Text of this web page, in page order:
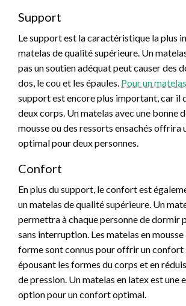
Support
Le support est la caractéristique la plus
matelas de qualité supérieure. Un
pas un soutien adéquat peut causer des
dos, le cou et les épaules. Pour un
support est encore plus important, car il
deux corps. Un matelas avec une bonne
mousse ou des ressorts ensachés offrira
optimal pour deux personnes.
Confort
En plus du support, le confort est
un matelas de qualité supérieure. Un
permettra à chaque personne de dormir
sans interruption. Les matelas en
forme sont connus pour offrir un confort
épousant les formes du corps et en
de pression. Un matelas en latex est une
option pour un confort optimal.